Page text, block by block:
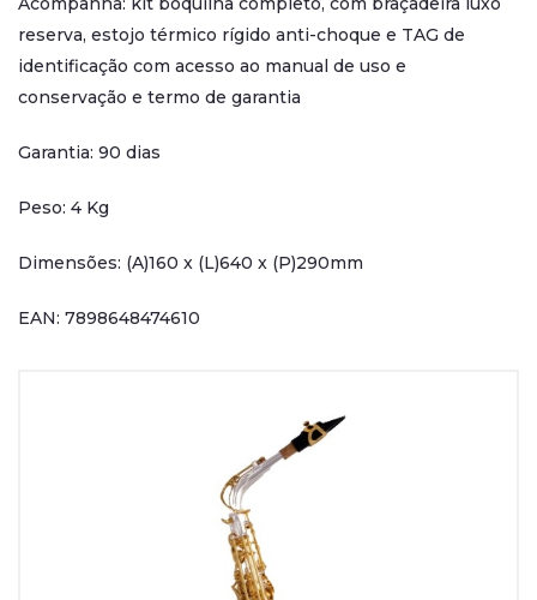
reserva, estojo térmico rígido anti-choque e TAG de
identificação com acesso ao manual de uso e
conservação e termo de garantia
Garantia: 90 dias
Peso: 4 Kg
Dimensões: (A)160 x (L)640 x (P)290mm
EAN: 7898648474610